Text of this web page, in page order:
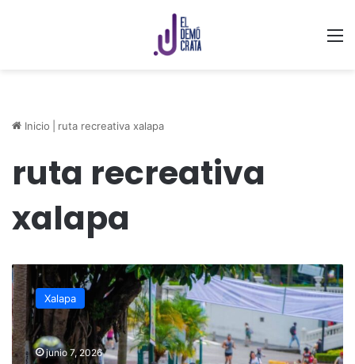
Inicio ruta recreativa xalapa
ruta recreativa
xalapa
Transforma
Ruta
Recreativa
las
calles
en
Xalapa
junio 7, 2026